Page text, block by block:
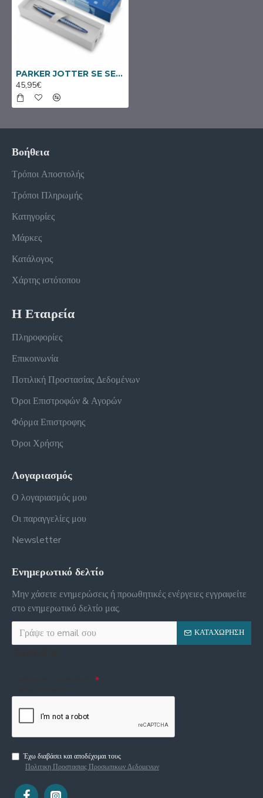
PARKER JOTTER SE SEOUL BLUE CT BPEN 216007
45,95€
Βοήθεια
Τρόποι Αποστολής
Τρόποι Πληρωμής
Κατηγορίες
Μάρκες
Κατάλογος
Χάρτης ιστότοπου
Η Εταιρεία
Πληροφορίες
Επικοινωνία
Ποτιλική Προστασίας Δεδομένων
Όροι Επιστροφών & Αγορών
Φόρμα Επιστροφης
Όροι Χρήσης
Λογαριασμός
Ο λογαριασμός μου
Οι παραγγελίες μου
Newsletter
Ενημερωτικό δελτίο
Μην χάσετε ενημερώσεις ή προωθητικές ενέργειες εγγραφείτε
στο ενημερωτικό δελτίο μας.
ΚΑΤΑΧΏΡΗΣΗ
Έχω διαβάσει και αποδέχομαι τους
Πολιτικη Προστασιας Προσωπικων Δεδομενων